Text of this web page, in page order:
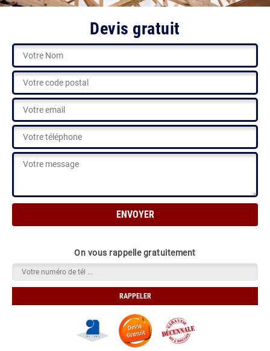
Devis gratuit
On vous rappelle gratuitement